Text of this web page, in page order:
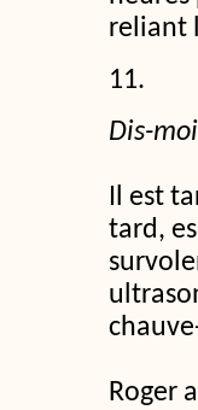
reliant
11.
Dis-
Il est
tard,
Roger